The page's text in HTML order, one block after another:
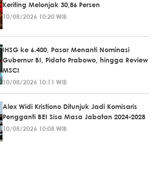
Keriting Melonjak 30,86 Persen
10/08/2026 10:20 WIB
IHSG ke 6.400, Pasar Menanti Nominasi
Gubernur BI, Pidato Prabowo, hingga Review
MSCI
10/08/2026 10:11 WIB
Alex Widi Kristiono Ditunjuk Jadi Komisaris
Pengganti BEI Sisa Masa Jabatan 2024-2028
10/08/2026 10:08 WIB